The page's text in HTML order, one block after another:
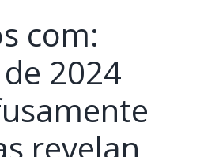
com:
2024
revelan